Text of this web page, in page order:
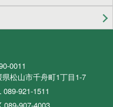
0011
県松山市千舟町1丁目1-7
089-921-1511